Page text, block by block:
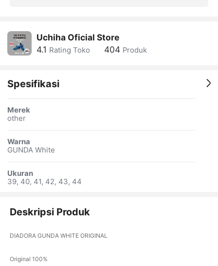
Uchiha Oficial Store
4.1 Rating Toko 404 Produk
Spesifikasi
Merek
other
Warna
GUNDA White
Ukuran
39, 40, 41, 42, 43, 44
Deskripsi Produk
DIADORA GUNDA WHITE ORIGINAL
Original 100%